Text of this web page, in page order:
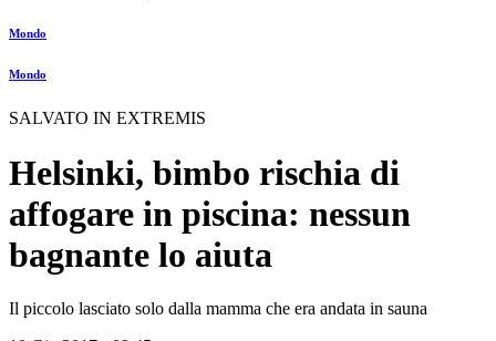
Mondo
Mondo
SALVATO IN EXTREMIS
Helsinki, bimbo rischia di
affogare in piscina: nessun
bagnante lo aiuta
Il piccolo lasciato solo dalla mamma che era andata in sauna